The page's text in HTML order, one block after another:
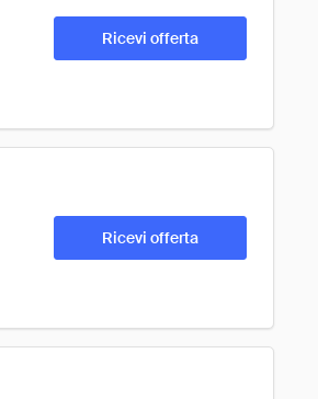
Ricevi offerta
Ricevi offerta